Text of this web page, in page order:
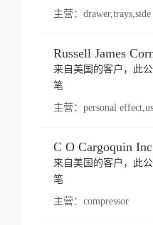
主营：
来自美国的客户，此
笔
主营：
C O Cargoquin
来自美国的客户，此
笔
主营： compressor